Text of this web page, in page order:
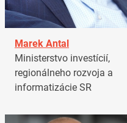
Marek Antal
Ministerstvo investícií,
regionálneho rozvoja a
informatizácie SR